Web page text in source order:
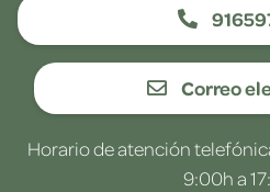
Correo
Horario de atención
9:00h a